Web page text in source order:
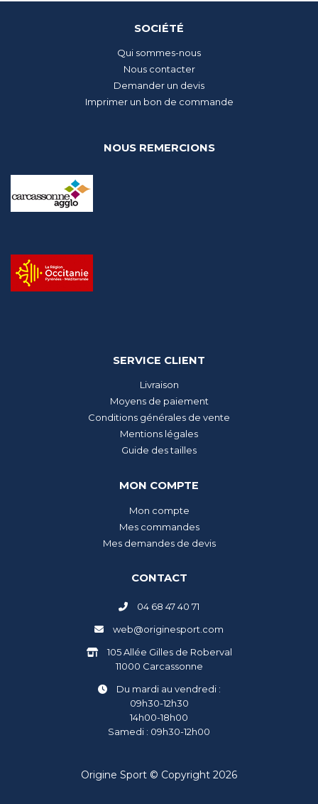
SOCIÉTÉ
Qui sommes-nous
Nous contacter
Demander un devis
Imprimer un bon de commande
NOUS REMERCIONS
SERVICE CLIENT
Livraison
Moyens de paiement
Conditions générales de vente
Mentions légales
Guide des tailles
MON COMPTE
Mon compte
Mes commandes
Mes demandes de devis
CONTACT
04 68 47 40 71
web@originesport.com
105 Allée Gilles de Roberval
11000 Carcassonne
Du mardi au vendredi :
09h30-12h30
14h00-18h00
Samedi : 09h30-12h00
Origine Sport © Copyright 2026